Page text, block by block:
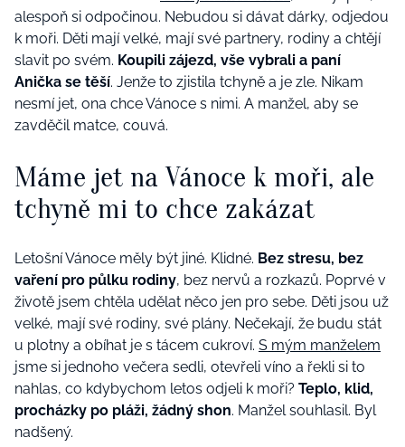
alespoň si odpočinou. Nebudou si dávat dárky, odjedou
k moři. Děti mají velké, mají své partnery, rodiny a chtějí
slavit po svém. Koupili zájezd, vše vybrali a paní
Anička se těší. Jenže to zjistila tchyně a je zle. Nikam
nesmí jet, ona chce Vánoce s nimi. A manžel, aby se
zavděčil matce, couvá.
Máme jet na Vánoce k moři, ale
tchyně mi to chce zakázat
Letošní Vánoce měly být jiné. Klidné. Bez stresu, bez
vaření pro půlku rodiny, bez nervů a rozkazů. Poprvé v
životě jsem chtěla udělat něco jen pro sebe. Děti jsou už
velké, mají své rodiny, své plány. Nečekají, že budu stát
u plotny a obíhat je s tácem cukroví. S mým manželem
jsme si jednoho večera sedli, otevřeli víno a řekli si to
nahlas, co kdybychom letos odjeli k moři? Teplo, klid,
procházky po pláži, žádný shon. Manžel souhlasil. Byl
nadšený.